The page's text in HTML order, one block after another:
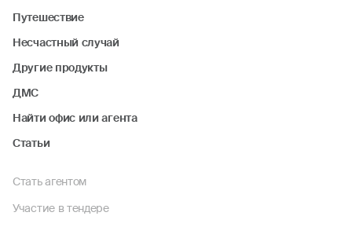
Путешествие
Несчастный случай
Другие продукты
ДМС
Найти офис или агента
Статьи
Стать агентом
Участие в тендере